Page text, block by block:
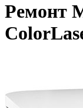
Ремонт